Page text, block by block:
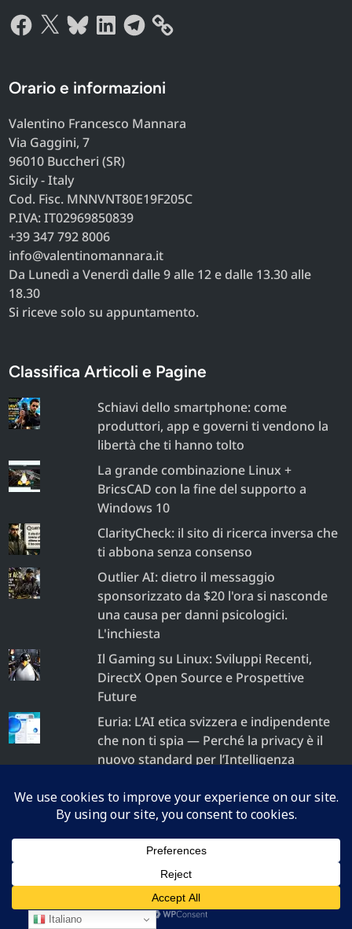
Facebook
X BlueskyLinkedInTelegram
Orario e informazioni
Valentino Francesco Mannara
Via Gaggini, 7
96010 Buccheri (SR)
Sicily - Italy
Cod. Fisc. MNNVNT80E19F205C
P.IVA: IT02969850839
+39 347 792 8006
info@valentinomannara.it
Da Lunedì a Venerdì dalle 9 alle 12 e dalle 13.30 alle
18.30
Si riceve solo su appuntamento.
Classifica Articoli e Pagine
Schiavi dello smartphone: come
produttori, app e governi ti vendono la
libertà che ti hanno tolto
La grande combinazione Linux +
BricsCAD con la fine del supporto a
Windows 10
ClarityCheck: il sito di ricerca inversa che
ti abbona senza consenso
Outlier AI: dietro il messaggio
sponsorizzato da $20 l'ora si nasconde
una causa per danni psicologici.
L'inchiesta
Il Gaming su Linux: Sviluppi Recenti,
DirectX Open Source e Prospettive
Future
Euria: L’AI etica svizzera e indipendente
che non ti spia — Perché la privacy è il
nuovo standard per l’Intelligenza
LinkedIn Italia: la denuncia di chi ha oltre
40 anni di passioni informatiche e
tecnologiche contro un sistema di
recruiting marcio
Il Recruiter: quando il ghosting dei
candidati diventa illegale – Serie
editoriale “Italia Arkham Asylum”,
Italiano